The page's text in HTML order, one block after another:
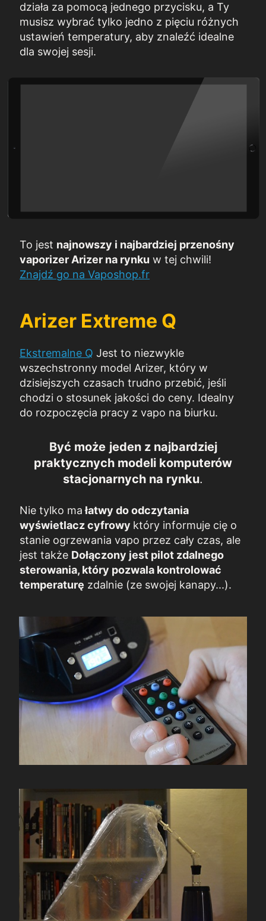
działa za pomocą jednego przycisku, a Ty
musisz wybrać tylko jedno z pięciu różnych
ustawień temperatury, aby znaleźć idealne
dla swojej sesji.
To jest najnowszy i najbardziej przenośny
vaporizer Arizer na rynku w tej chwili!
Znajdź go na Vaposhop.fr
Arizer Extreme Q
Ekstremalne Q Jest to niezwykle
wszechstronny model Arizer, który w
dzisiejszych czasach trudno przebić, jeśli
chodzi o stosunek jakości do ceny. Idealny
do rozpoczęcia pracy z vapo na biurku.
Być może jeden z najbardziej
praktycznych modeli komputerów
stacjonarnych na rynku.
Nie tylko małatwy do odczytania
wyświetlacz cyfrowy który informuje cię o
stanie ogrzewania vapo przez cały czas, ale
jest także Dołączony jest pilot zdalnego
sterowania, który pozwala kontrolować
temperaturę zdalnie (ze swojej kanapy...).